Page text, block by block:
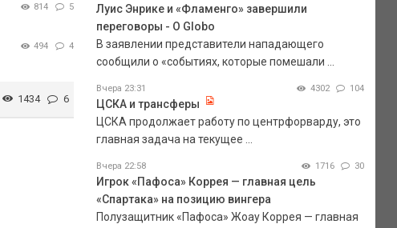
814 5
494 4
1434 6
Луис Энрике и «Фламенго» завершили
переговоры - O Globo
В заявлении представители нападающего
сообщили о «событиях, которые помешали ...
Вчера 23:31 4302 104
ЦСКА и трансферы
ЦСКА продолжает работу по центрфорварду, это
главная задача на текущее ...
Вчера 22:58 1716 30
Игрок «Пафоса» Коррея — главная цель
«Спартака» на позицию вингера
Полузащитник «Пафоса» Жоау Коррея — главная